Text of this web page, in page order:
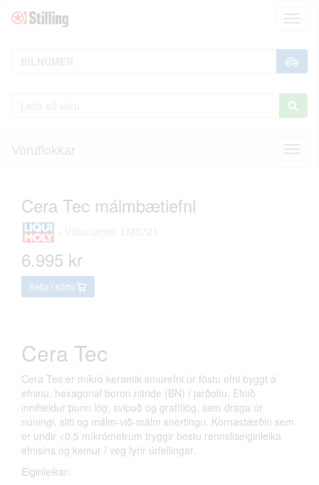
Vöruflokkar
Cera Tec málmbætiefni
-
6.995 kr
Setja í körfu
Cera Tec
Cera Tec er míkró keramik smurefni úr föstu efni byggt á
efninu, hexagonal boron nitride (BN) í jarðolíu. Efnið
inniheldur þunn lög, svipuð og grafítlög, sem draga úr
núningi, sliti og málm-við-málm snertingu. Kornastærðin sem
er undir <0,5 míkrómetrum tryggir bestu rennsliseiginleika
efnisins og kemur í veg fyrir úrfellingar.
Eiginleikar: